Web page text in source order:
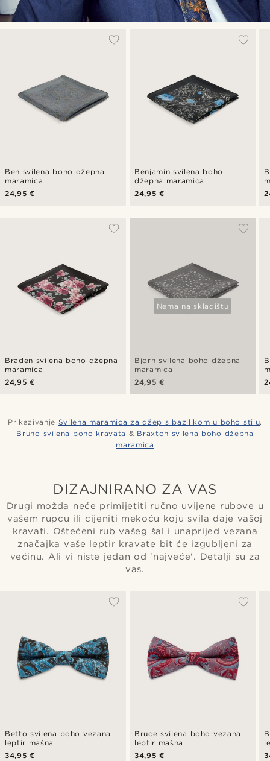
Ben svilena boho džepna
maramica
24,95 €
Benjamin svilena boho
džepna maramica
24,95 €
Braden svilena boho džepna
maramica
24,95 €
Nema na skladištu
Bjorn svilena boho džepna
maramica
24,95 €
Prikazivanje Svilena maramica za džep s bazilikom u boho stilu,
Bruno svilena boho kravata & Braxton svilena boho džepna
maramica
DIZAJNIRANO ZA VAS
Drugi možda neće primijetiti ručno uvijene rubove u
vašem rupcu ili cijeniti mekoću koju svila daje vašoj
kravati. Oštećeni rub vašeg šal i unaprijed vezana
značajka vaše leptir kravate bit će izgubljeni za
većinu. Ali vi niste jedan od 'najveće'. Detalji su za
vas.
Betto svilena boho vezana
leptir mašna
34,95 €
Bruce svilena boho vezana
leptir mašna
34,95 €